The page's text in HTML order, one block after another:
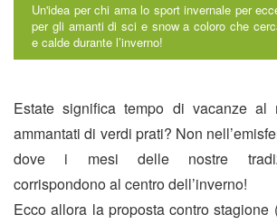
Un'idea per chi ama lo sport invernale per
per gli amanti di sci e snow a coloro che
e calde durante l’inverno!
Estate significa tempo di vacanze
ammantati di verdi prati? Non
dove i mesi delle nostre
corrispondono al centro dell’inverno!
Ecco allora la proposta contro stagione